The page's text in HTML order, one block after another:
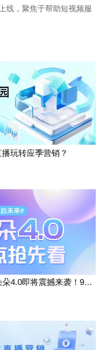
线，聚焦于帮助短视频服
玩转应季营销？
【AI赋能 · 云启未来】花儿朵朵4.0即将震撼来袭！9大核心亮点抢先看！